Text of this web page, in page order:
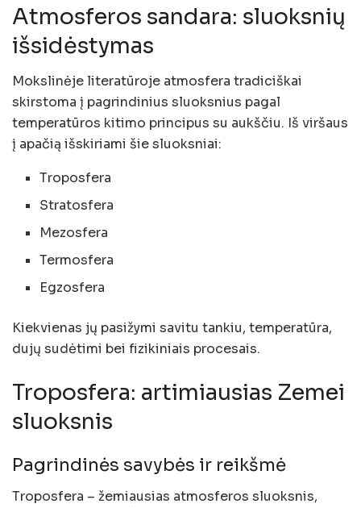
Atmosferos sandara: sluoksnių
išsidėstymas
Mokslinėje literatūroje atmosfera tradiciškai
skirstoma į pagrindinius sluoksnius pagal
temperatūros kitimo principus su aukščiu. Iš viršaus
į apačią išskiriami šie sluoksniai:
Troposfera
Stratosfera
Mezosfera
Termosfera
Egzosfera
Kiekvienas jų pasižymi savitu tankiu, temperatūra,
dujų sudėtimi bei fizikiniais procesais.
Troposfera: artimiausias Zemei
sluoksnis
Pagrindinės savybės ir reikšmė
Troposfera – žemiausias atmosferos sluoksnis,